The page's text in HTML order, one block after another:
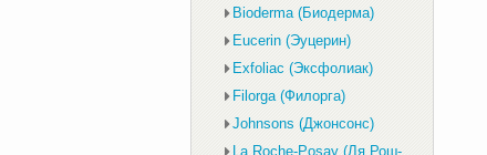
Bioderma (Биодерма)
Eucerin (Эуцерин)
Exfoliac (Эксфолиак)
Filorga (Филорга)
Johnsons (Джонсонс)
La Roche-Posay (Ля Рош-